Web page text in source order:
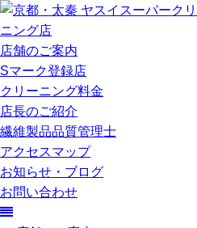
店舗のご案内
Sマーク登録店
クリーニング料金
店長のご紹介
繊維製品品質管理士
アクセスマップ
お知らせ・ブログ
お問い合わせ